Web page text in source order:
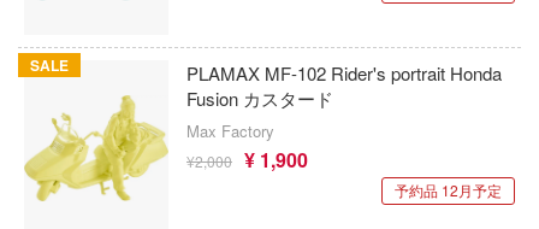
SALE
PLAMAX MF-102 Rider's portrait Honda
Fusion カスタード
Max Factory
¥2,000 ¥ 1,900
予約品 12月予定
アオのハコ
アルカナディア
AKIRA
その他
青島文化教材社
ICM(ハセガワ)
大漫匠Animester
は遊びたい!
テッカマンブレード
TUNE
ーツ
ンド